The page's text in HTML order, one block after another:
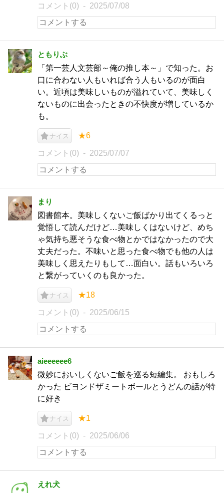
コメント(0) 2025/07/08
ともりぶ
「第一芸人文芸部～俺の推し本～」で知った。お
口に合わない人もいれば合う人もいるのが面白
い。近頃は美味しいものが溢れていて、美味しく
ないものに出会ったときの不快度が増しているか
も。
ナイス ★6
コメント(0) 2025/07/07
まり
図書館本。美味しくないご飯ばかり出てくるっと
覚悟して読んだけど…美味しくはないけど、めち
ゃ気持ち悪そうな食べ物とかではなかったので大
丈夫だった。不味いと思った食べ物でも他の人は
美味しく思えたりもして…面白い。話もいろいろ
と繋がっていくのも良かった。
ナイス ★18
コメント(0) 2025/06/15
aieeeeee6
微妙においしくないご飯を巡る短編集。 おもしろ
かった ビヨンドザミートボールとうどんの話が特
に好き
ナイス ★1
コメント(0) 2025/06/06
えれ犬